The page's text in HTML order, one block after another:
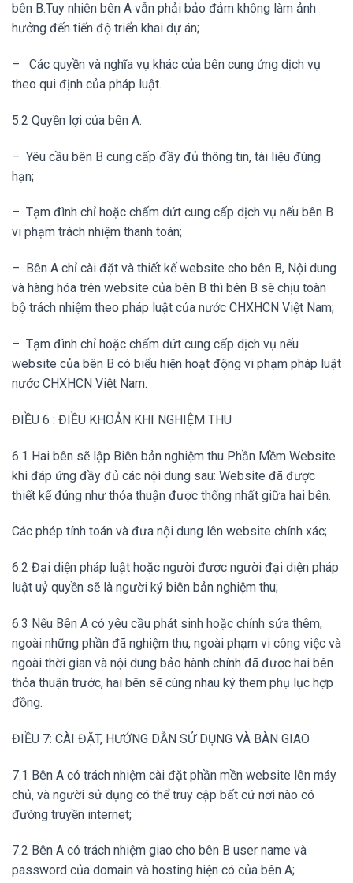
bên B.Tuy nhiên bên A vẫn phải bảo đảm không làm ảnh
hưởng đến tiến độ triển khai dự án;
– Các quyền và nghĩa vụ khác của bên cung ứng dịch vụ
theo qui định của pháp luật.
5.2 Quyền lợi của bên A.
– Yêu cầu bên B cung cấp đầy đủ thông tin, tài liệu đúng
hạn;
– Tạm đình chỉ hoặc chấm dứt cung cấp dịch vụ nếu bên B
vi phạm trách nhiệm thanh toán;
– Bên A chỉ cài đặt và thiết kế website cho bên B, Nội dung
và hàng hóa trên website của bên B thì bên B sẽ chịu toàn
bộ trách nhiệm theo pháp luật của nước CHXHCN Việt Nam;
– Tạm đình chỉ hoặc chấm dứt cung cấp dịch vụ nếu
website của bên B có biểu hiện hoạt động vi phạm pháp luật
nước CHXHCN Việt Nam.
ĐIỀU 6 : ĐIỀU KHOẢN KHI NGHIỆM THU
6.1 Hai bên sẽ lập Biên bản nghiệm thu Phần Mềm Website
khi đáp ứng đầy đủ các nội dung sau: Website đã được
thiết kế đúng như thỏa thuận được thống nhất giữa hai bên.
Các phép tính toán và đưa nội dung lên website chính xác;
6.2 Đại diện pháp luật hoặc người được người đại diện pháp
luật uỷ quyền sẽ là người ký biên bản nghiệm thu;
6.3 Nếu Bên A có yêu cầu phát sinh hoặc chỉnh sửa thêm,
ngoài những phần đã nghiệm thu, ngoài phạm vi công việc và
ngoài thời gian và nội dung bảo hành chính đã được hai bên
thỏa thuận trước, hai bên sẽ cùng nhau ký them phụ lục hợp
đồng.
ĐIỀU 7: CÀI ĐẶT, HƯỚNG DẪN SỬ DỤNG VÀ BÀN GIAO
7.1 Bên A có trách nhiệm cài đặt phần mền website lên máy
chủ, và người sử dụng có thể truy cập bất cứ nơi nào có
đường truyền internet;
7.2 Bên A có trách nhiệm giao cho bên B user name và
password của domain và hosting hiện có của bên A;